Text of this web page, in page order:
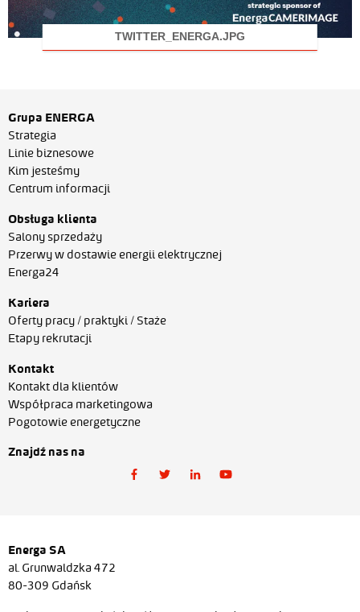
TWITTER_ENERGA.JPG
Grupa ENERGA
Strategia
Linie biznesowe
Kim jesteśmy
Centrum informacji
Obsługa klienta
Salony sprzedaży
Przerwy w dostawie energii elektrycznej
Energa24
Kariera
Oferty pracy / praktyki / Staże
Etapy rekrutacji
Kontakt
Kontakt dla klientów
Współpraca marketingowa
Pogotowie energetyczne
Znajdź nas na
Energa SA
al. Grunwaldzka 472
80-309 Gdańsk